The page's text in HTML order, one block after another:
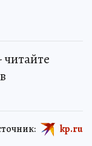
kp.ru